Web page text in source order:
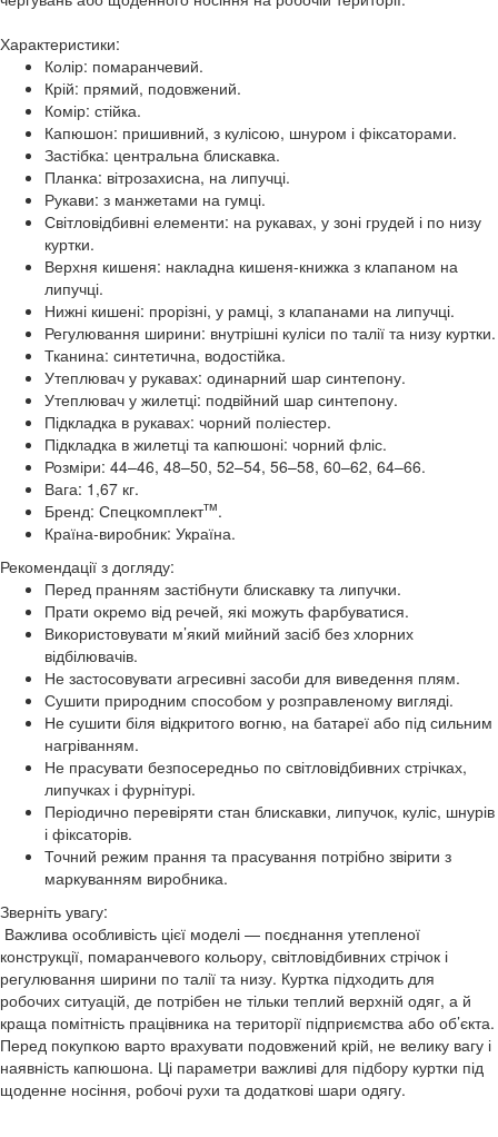
Характеристики:
Колір: помаранчевий.
Крій: прямий, подовжений.
Комір: стійка.
Капюшон: пришивний, з кулісою, шнуром і фіксаторами.
Застібка: центральна блискавка.
Планка: вітрозахисна, на липучці.
Рукави: з манжетами на гумці.
Світловідбивні елементи: на рукавах, у зоні грудей і по низу
куртки.
Верхня кишеня: накладна кишеня-книжка з клапаном на
липучці.
Нижні кишені: прорізні, у рамці, з клапанами на липучці.
Регулювання ширини: внутрішні куліси по талії та низу куртки.
Тканина: синтетична, водостійка.
Утеплювач у рукавах: одинарний шар синтепону.
Утеплювач у жилетці: подвійний шар синтепону.
Підкладка в рукавах: чорний поліестер.
Підкладка в жилетці та капюшоні: чорний фліс.
Розміри: 44–46, 48–50, 52–54, 56–58, 60–62, 64–66.
Вага: 1,67 кг.
Бренд: Спецкомплекттм.
Країна-виробник: Україна.
Рекомендації з догляду:
Перед пранням застібнути блискавку та липучки.
Прати окремо від речей, які можуть фарбуватися.
Використовувати м’який мийний засіб без хлорних
відбілювачів.
Не застосовувати агресивні засоби для виведення плям.
Сушити природним способом у розправленому вигляді.
Не сушити біля відкритого вогню, на батареї або під сильним
нагріванням.
Не прасувати безпосередньо по світловідбивних стрічках,
липучках і фурнітурі.
Періодично перевіряти стан блискавки, липучок, куліс, шнурів
і фіксаторів.
Точний режим прання та прасування потрібно звірити з
маркуванням виробника.
Зверніть увагу:
Важлива особливість цієї моделі — поєднання утепленої
конструкції, помаранчевого кольору, світловідбивних стрічок і
регулювання ширини по талії та низу. Куртка підходить для
робочих ситуацій, де потрібен не тільки теплий верхній одяг, а й
краща помітність працівника на території підприємства або об’єкта.
Перед покупкою варто врахувати подовжений крій, не велику вагу і
наявність капюшона. Ці параметри важливі для підбору куртки під
щоденне носіння, робочі рухи та додаткові шари одягу.